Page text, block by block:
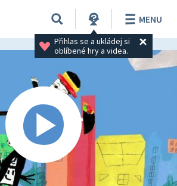
Přihlas se a ukládej si
oblíbené hry a videa.
MENU